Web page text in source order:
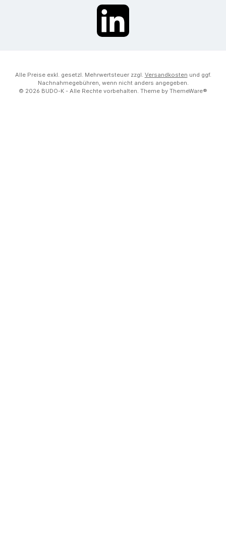
LinkedIn
Alle Preise exkl. gesetzl. Mehrwertsteuer zzgl. Versandkosten und ggf.
Nachnahmegebühren, wenn nicht anders angegeben.
© 2026 BUDO-K - Alle Rechte vorbehalten. Theme by ThemeWare®